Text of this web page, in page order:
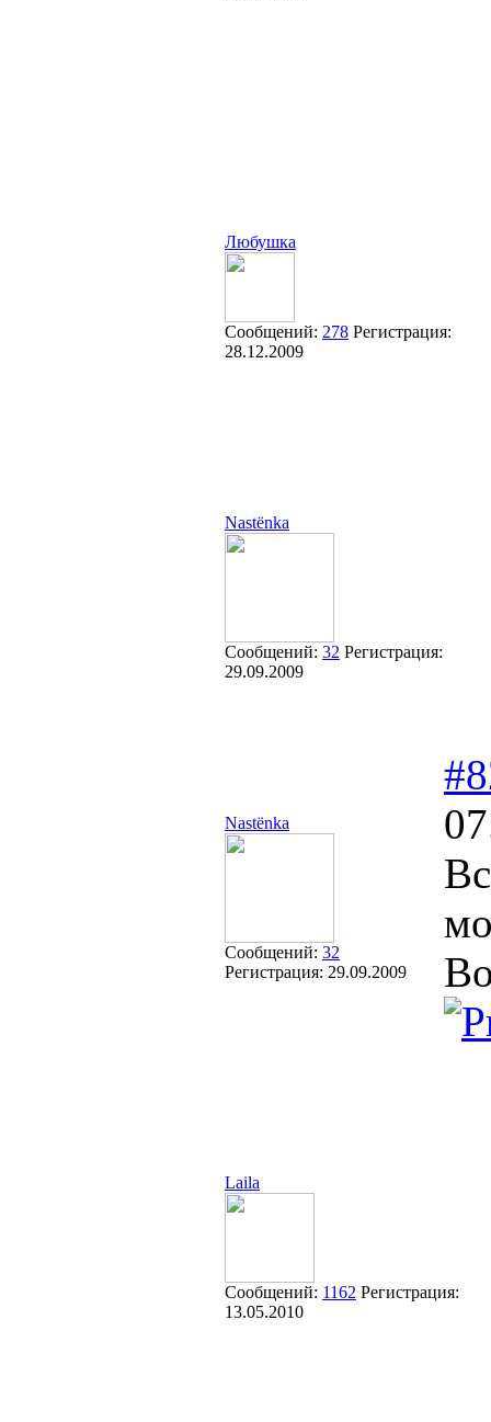
Любушка
Сообщений: 278 Регистрация:
28.12.2009
Nastёnka
Сообщений: 32 Регистрация:
29.09.2009
Nastёnka
Сообщений: 32
Регистрация: 29.09.2009
Laila
Сообщений: 1162 Регистрация:
13.05.2010